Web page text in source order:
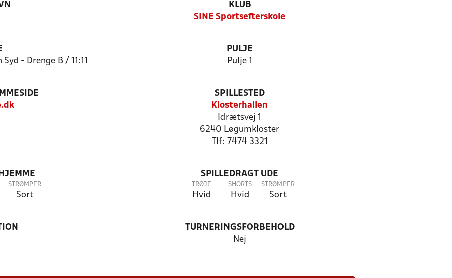
KLUB
SINE Sportsefterskole
- Drenge B / 11:11
PULJE
Pulje 1
SPILLESTED
Klosterhallen
Idrætsvej 1
6240 Løgumkloster
Tlf: 7474 3321
STRØMPER
Sort
SPILLEDRAGT UDE
TRØJE
Hvid
SHORTS
Hvid
STRØMPER
Sort
TURNERINGSFORBEHOLD
Nej